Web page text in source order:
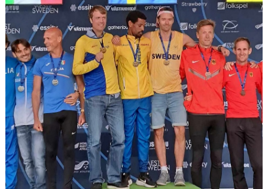
FÖRENINGEN
KLÄDKOLLEKTION
STATISTIK
TRÄNARE
LÄNKAR
BLODOMLOPPET
FAQ